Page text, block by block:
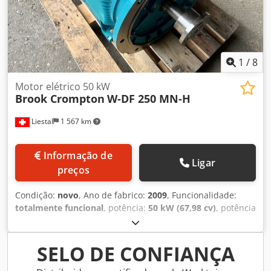
mediante agendamento.
1 /8
Liestal 1 567 km
Motor elétrico 50 kW
Brook Crompton W-DF 250 MN-H
preços
Ligar
Condição: novo, Ano de fabrico: 2009, Funcionalidade:
totalmente funcional, potência: 50 kW (67,98 cv), potência
50,01 kW (67,99 cv), velocidade de rotação (min.):
2 950 rpm, tensão de entrada:400 V, corrente de entrada:
, peso total: 570 kg, Motor elétrico Brook Crompton,
modelo W-DF 250 MN-H ATEX || 2G T3 Dcodpfx Aev Dw
SELO DE CONFIANÇA